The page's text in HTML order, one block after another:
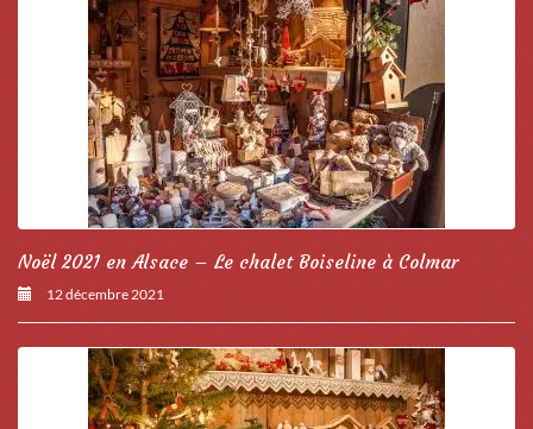
Noël 2021 en Alsace – Le chalet Boiseline à Colmar
12 décembre 2021